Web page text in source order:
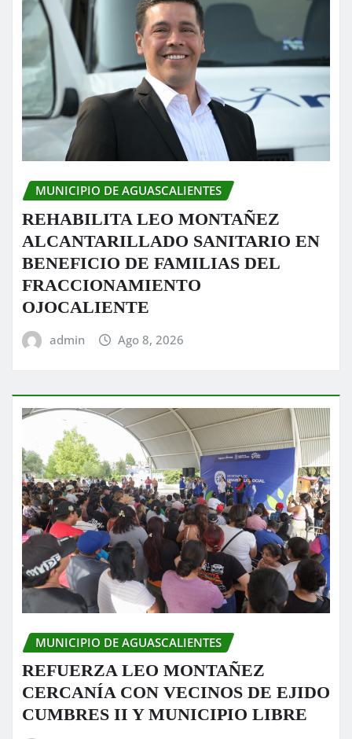
MUNICIPIO DE AGUASCALIENTES
REHABILITA LEO MONTAÑEZ
ALCANTARILLADO SANITARIO EN
BENEFICIO DE FAMILIAS DEL
FRACCIONAMIENTO
OJOCALIENTE
admin Ago 8, 2026
MUNICIPIO DE AGUASCALIENTES
REFUERZA LEO MONTAÑEZ
CERCANÍA CON VECINOS DE EJIDO
CUMBRES II Y MUNICIPIO LIBRE